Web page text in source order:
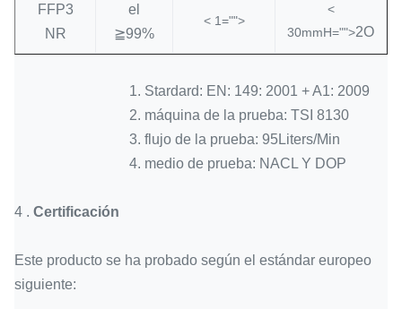
FFP3
NR
el
≧99%
< 1="">
<
30mmH="">2O
1. Stardard: EN: 149: 2001 + A1: 2009
2. máquina de la prueba: TSI 8130
3. flujo de la prueba: 95Liters/Min
4. medio de prueba: NACL Y DOP
4 . Certificación
Este producto se ha probado según el estándar europeo
siguiente: